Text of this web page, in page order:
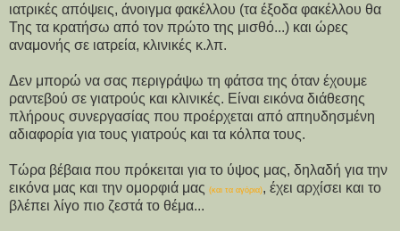
ιατρικές απόψεις, άνοιγμα φακέλλου (τα έξοδα φακέλλου θα
Της τα κρατήσω από τον πρώτο της μισθό...) και ώρες
αναμονής σε ιατρεία, κλινικές κ.λπ.
Δεν μπορώ να σας περιγράψω τη φάτσα της όταν έχουμε
ραντεβού σε γιατρούς και κλινικές. Είναι εικόνα διάθεσης
πλήρους συνεργασίας που προέρχεται από απηυδησμένη
αδιαφορία για τους γιατρούς και τα κόλπα τους.
Τώρα βέβαια που πρόκειται για το ύψος μας, δηλαδή για την
εικόνα μας και την ομορφιά μας (και τα αγόρια), έχει αρχίσει και το
βλέπει λίγο πιο ζεστά το θέμα...